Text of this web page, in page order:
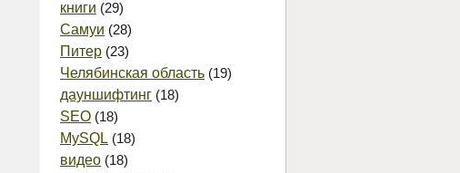
книги (29)
Самуи (28)
Питер (23)
Челябинская область (19)
дауншифтинг (18)
SEO (18)
MySQL (18)
видео (18)